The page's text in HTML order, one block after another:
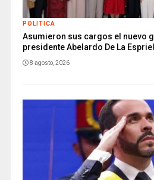
POLITICA
Asumieron sus cargos el nuevo
presidente Abelardo De La
8 agosto, 2026